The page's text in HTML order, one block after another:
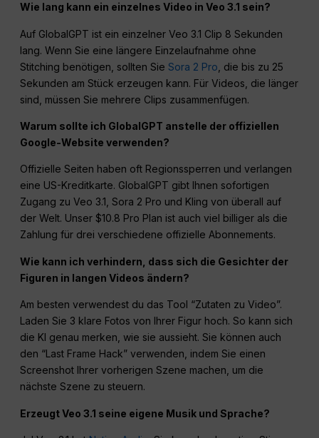
Wie lang kann ein einzelnes Video in Veo 3.1 sein?
Auf GlobalGPT ist ein einzelner Veo 3.1 Clip 8 Sekunden
lang. Wenn Sie eine längere Einzelaufnahme ohne
Stitching benötigen, sollten SieSora 2 Pro , die bis zu 25
Sekunden am Stück erzeugen kann. Für Videos, die länger
sind, müssen Sie mehrere Clips zusammenfügen.
Warum sollte ich GlobalGPT anstelle der offiziellen
Google-Website verwenden?
Offizielle Seiten haben oft Regionssperren und verlangen
eine US-Kreditkarte. GlobalGPT gibt Ihnen sofortigen
Zugang zu Veo 3.1, Sora 2 Pro und Kling von überall auf
der Welt. Unser $10.8 Pro Plan ist auch viel billiger als die
Zahlung für drei verschiedene offizielle Abonnements.
Wie kann ich verhindern, dass sich die Gesichter der
Figuren in langen Videos ändern?
Am besten verwendest du das Tool “Zutaten zu Video”.
Laden Sie 3 klare Fotos von Ihrer Figur hoch. So kann sich
die KI genau merken, wie sie aussieht. Sie können auch
den “Last Frame Hack” verwenden, indem Sie einen
Screenshot Ihrer vorherigen Szene machen, um die
nächste Szene zu steuern.
Erzeugt Veo 3.1 seine eigene Musik und Sprache?